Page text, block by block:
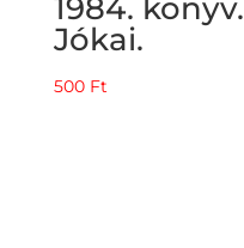
1984. könyv.
Jókai.
500 Ft